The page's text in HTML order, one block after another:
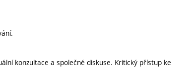
konzultace a společné diskuse. Kritický přístup ke